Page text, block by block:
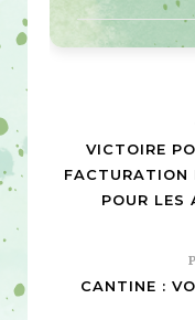
VICTOIRE
FACTURATION
POUR LES
CANTINE :